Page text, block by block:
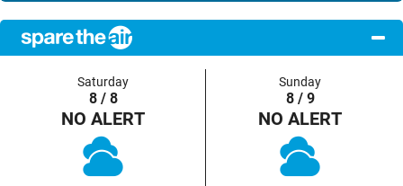
Saturday
8 / 8
NO ALERT
Sunday
8 / 9
NO ALERT